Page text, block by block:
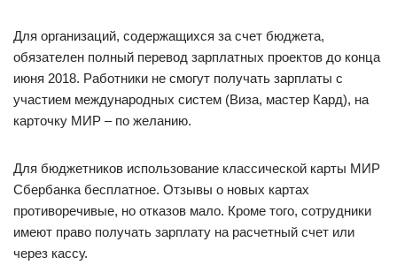
Для организаций, содержащихся за счет бюджета,
обязателен полный перевод зарплатных проектов до конца
июня 2018. Работники не смогут получать зарплаты с
участием международных систем (Виза, мастер Кард), на
карточку МИР – по желанию.
Для бюджетников использование классической карты МИР
Сбербанка бесплатное. Отзывы о новых картах
противоречивые, но отказов мало. Кроме того, сотрудники
имеют право получать зарплату на расчетный счет или
через кассу.